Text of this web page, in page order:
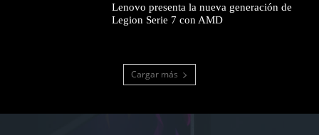
Lenovo presenta la nueva generación de
Legion Serie 7 con AMD
Cargar más